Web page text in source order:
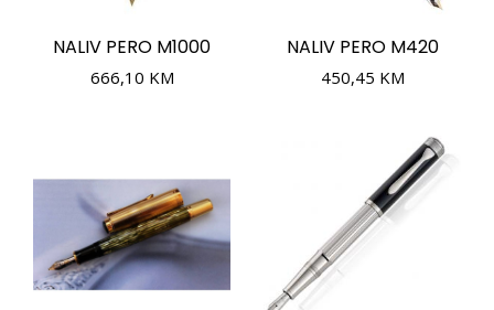
NALIV PERO M1000
666,10 KM
NALIV PERO M420
450,45 KM